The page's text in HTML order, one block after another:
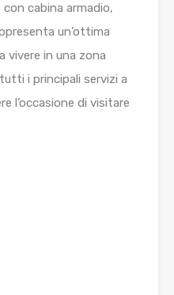
cabina armadio,
un’ottima
vivere in una zona
i principali servizi a
l’occasione di visitare